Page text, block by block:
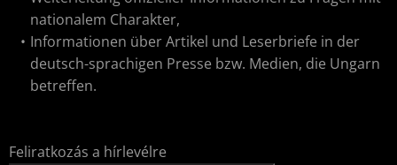
nationalem Charakter,
Informationen über Artikel und Leserbriefe in der
deutsch-sprachigen Presse bzw. Medien, die Ungarn
betreffen.
Feliratkozás a hírlevélre